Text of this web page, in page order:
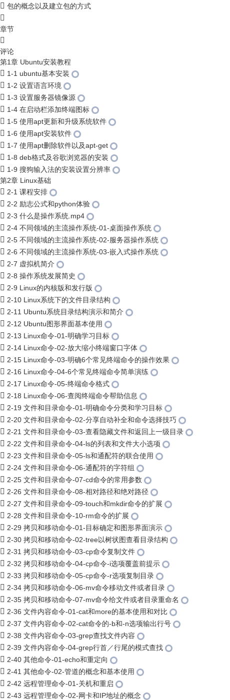
包的概念以及建立包的方式
章节
评论
第1章 Ubuntu安装教程
1-1 ubuntu基本安装
1-2 设置语言环境
1-3 设置服务器镜像源
1-4 在启动栏添加终端图标
1-5 使用apt更新和升级系统软件
1-6 使用apt安装软件
1-7 使用apt删除软件以及apt-get
1-8 deb格式及谷歌浏览器的安装
1-9 搜狗输入法的安装设置分辨率
第2章 Linux基础
2-1 课程安排
2-2 励志公式和python体验
2-3 什么是操作系统.mp4
2-4 不同领域的主流操作系统-01-桌面操作系统
2-5 不同领域的主流操作系统-02-服务器操作系统
2-6 不同领域的主流操作系统-03-嵌入式操作系统
2-7 虚拟机简介
2-8 操作系统发展简史
2-9 Linux的内核版和发行版
2-10 Linux系统下的文件目录结构
2-11 Ubuntu系统目录结构演示和简介
2-12 Ubuntu图形界面基本使用
2-13 Linux命令-01-明确学习目标
2-14 Linux命令-02-放大缩小终端窗口字体
2-15 Linux命令-03-明确6个常见终端命令的操作效果
2-16 Linux命令-04-6个常见终端命令简单演练
2-17 Linux命令-05-终端命令格式
2-18 Linux命令-06-查阅终端命令帮助信息
2-19 文件和目录命令-01-明确命令分类和学习目标
2-20 文件和目录命令-02-分享自动补全和命令选择技巧
2-21 文件和目录命令-03-查看隐藏文件和返回上一级目录
2-22 文件和目录命令-04-ls的列表和文件大小选项
2-23 文件和目录命令-05-ls和通配符的联合使用
2-24 文件和目录命令-06-通配符的字符组
2-25 文件和目录命令-07-cd命令的常用参数
2-26 文件和目录命令-08-相对路径和绝对路径
2-27 文件和目录命令-09-touch和mkdir命令的扩展
2-28 文件和目录命令-10-rm命令的扩展
2-29 拷贝和移动命令-01-目标确定和图形界面演示
2-30 拷贝和移动命令-02-tree以树状图查看目录结构
2-31 拷贝和移动命令-03-cp命令复制文件
2-32 拷贝和移动命令-04-cp命令-i选项覆盖前提示
2-33 拷贝和移动命令-05-cp命令-r选项复制目录
2-34 拷贝和移动命令-06-mv命令移动文件或者目录
2-35 拷贝和移动命令-07-mv命令给文件或者目录重命名
2-36 文件内容命令-01-cat和more的基本使用和对比
2-37 文件内容命令-02-cat命令的-b和-n选项输出行号
2-38 文件内容命令-03-grep查找文件内容
2-39 文件内容命令-04-grep行首／行尾的模式查找
2-40 其他命令-01-echo和重定向
2-41 其他命令-02-管道的概念和基本使用
2-42 远程管理命令-01-关机和重启
2-43 远程管理命令-02-网卡和IP地址的概念